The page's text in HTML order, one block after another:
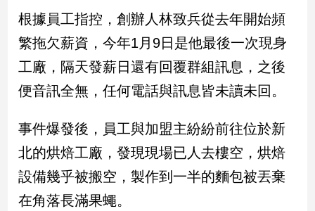
品
點
民
調
國
焦
觀
根據員工指控，創辦人林致兵從去年開始頻
繁拖欠薪資，今年1月9日是他最後一次現身
工廠，隔天發薪日還有回覆群組訊息，之後
便音訊全無，任何電話與訊息皆未讀未回。
事件爆發後，員工與加盟主紛紛前往位於新
北的烘焙工廠，發現現場已人去樓空，烘焙
設備幾乎被搬空，製作到一半的麵包被丟棄
在角落長滿果蠅。